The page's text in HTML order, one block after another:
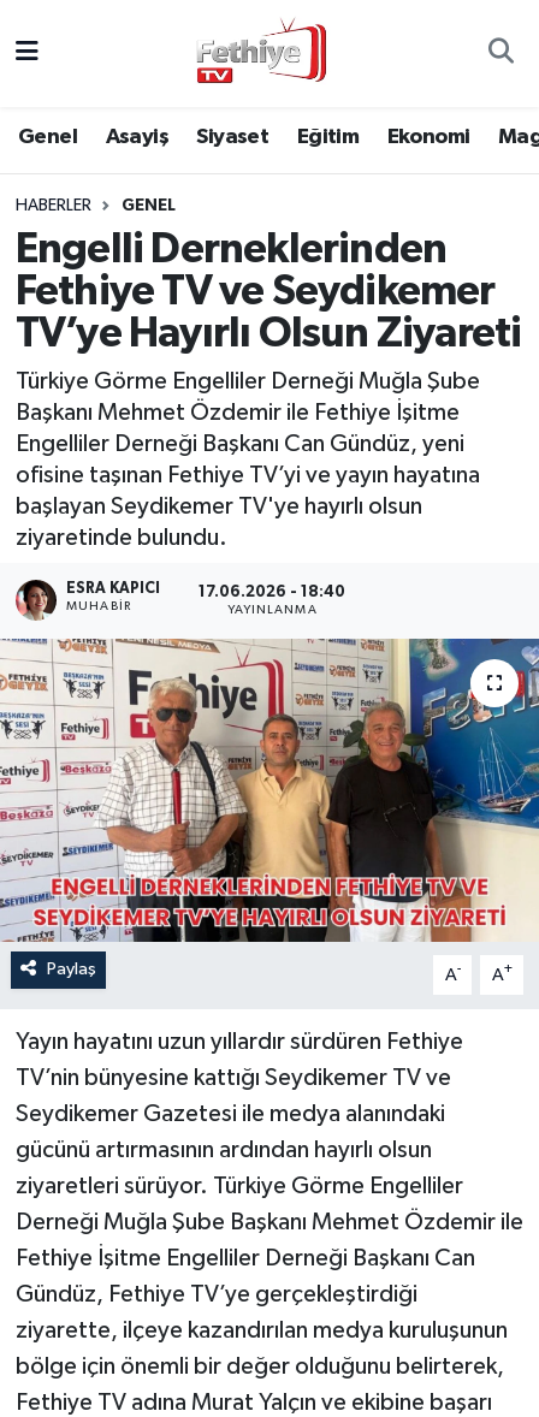
Genel Asayiş Siyaset Eğitim Ekonomi
HABERLER GENEL
Engelli Derneklerinden
Fethiye TV ve Seydikemer
TV’ye Hayırlı Olsun Ziyareti
Türkiye Görme Engelliler Derneği Muğla Şube
Başkanı Mehmet Özdemir ile Fethiye İşitme
Engelliler Derneği Başkanı Can Gündüz, yeni
ofisine taşınan Fethiye TV’yi ve yayın hayatına
başlayan Seydikemer TV'ye hayırlı olsun
ziyaretinde bulundu.
ESRA KAPICI
MUHABİR
17.06.2026 - 18:40
YAYINLANMA
Paylaş A- A+
Yayın hayatını uzun yıllardır sürdüren Fethiye
TV’nin bünyesine kattığı Seydikemer TV ve
Seydikemer Gazetesi ile medya alanındaki
gücünü artırmasının ardından hayırlı olsun
ziyaretleri sürüyor. Türkiye Görme Engelliler
Derneği Muğla Şube Başkanı Mehmet Özdemir ile
Fethiye İşitme Engelliler Derneği Başkanı Can
Gündüz, Fethiye TV’ye gerçekleştirdiği
ziyarette, ilçeye kazandırılan medya kuruluşunun
bölge için önemli bir değer olduğunu belirterek,
Fethiye TV adına Murat Yalçın ve ekibine başarı
Asayiş
Eğitim
Ekonomi
Kültür
Spor
Turizm
Muğla Hava Durumu
Muğla Namaz Vakitleri
Muğla Trafik Yoğunluk Haritası
Süper Lig Puan Durumu ve Fikstür
Tüm Manşetler
Son Dakika Haberleri
Haber Arşivi